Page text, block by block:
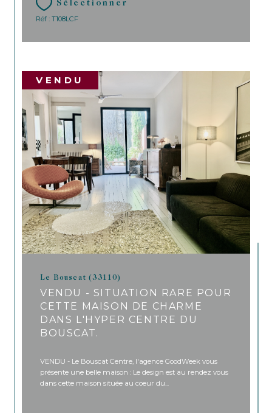
Sélectionner
Réf : T108LCF
Le Bouscat (33110)
VENDU - SITUATION RARE POUR
CETTE MAISON DE CHARME
DANS L'HYPER CENTRE DU
BOUSCAT.
VENDU - Le Bouscat Centre, l'agence GoodWeek vous
présente une belle maison : Le design est au rendez vous
dans cette maison située au coeur du...
VENDU